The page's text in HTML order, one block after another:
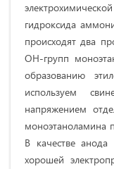
гидроксида
происходят два
ОН-групп
образованию
используем
напряжением
моноэтаноламина
В качестве
хорошей